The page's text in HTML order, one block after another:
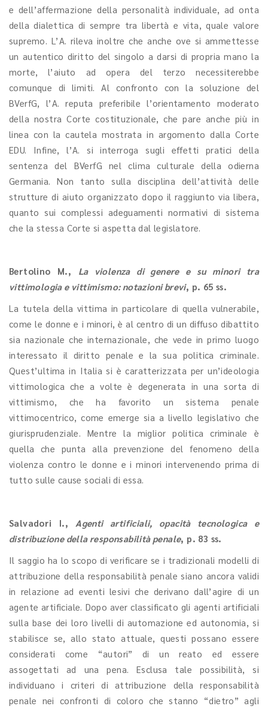
e dell’affermazione della personalità individuale, ad onta
della dialettica di sempre tra libertà e vita, quale valore
supremo. L’A. rileva inoltre che anche ove si ammettesse
un autentico diritto del singolo a darsi di propria mano la
morte, l’aiuto ad opera del terzo necessiterebbe
comunque di limiti. Al confronto con la soluzione del
BVerfG, l’A. reputa preferibile l’orientamento moderato
della nostra Corte costituzionale, che pare anche più in
linea con la cautela mostrata in argomento dalla Corte
EDU. Infine, l’A. si interroga sugli effetti pratici della
sentenza del BVerfG nel clima culturale della odierna
Germania. Non tanto sulla disciplina dell’attività delle
strutture di aiuto organizzato dopo il raggiunto via libera,
quanto sui complessi adeguamenti normativi di sistema
che la stessa Corte si aspetta dal legislatore.
Bertolino M., La violenza di genere e su minori tra
vittimologia e vittimismo: notazioni brevi, p. 65 ss.
La tutela della vittima in particolare di quella vulnerabile,
come le donne e i minori, è al centro di un diffuso dibattito
sia nazionale che internazionale, che vede in primo luogo
interessato il diritto penale e la sua politica criminale.
Quest’ultima in Italia si è caratterizzata per un’ideologia
vittimologica che a volte è degenerata in una sorta di
vittimismo, che ha favorito un sistema penale
vittimocentrico, come emerge sia a livello legislativo che
giurisprudenziale. Mentre la miglior politica criminale è
quella che punta alla prevenzione del fenomeno della
violenza contro le donne e i minori intervenendo prima di
tutto sulle cause sociali di essa.
Salvadori I., Agenti artificiali, opacità tecnologica e
distribuzione della responsabilità penale, p. 83 ss.
Il saggio ha lo scopo di verificare se i tradizionali modelli di
attribuzione della responsabilità penale siano ancora validi
in relazione ad eventi lesivi che derivano dall’agire di un
agente artificiale. Dopo aver classificato gli agenti artificiali
sulla base dei loro livelli di automazione ed autonomia, si
stabilisce se, allo stato attuale, questi possano essere
considerati come “autori” di un reato ed essere
assogettati ad una pena. Esclusa tale possibilità, si
individuano i criteri di attribuzione della responsabilità
penale nei confronti di coloro che stanno “dietro” agli